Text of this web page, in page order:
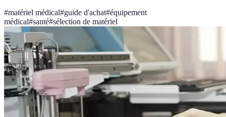
#matériel médical#guide d'achat#équipement
médical#santé#sélection de matériel